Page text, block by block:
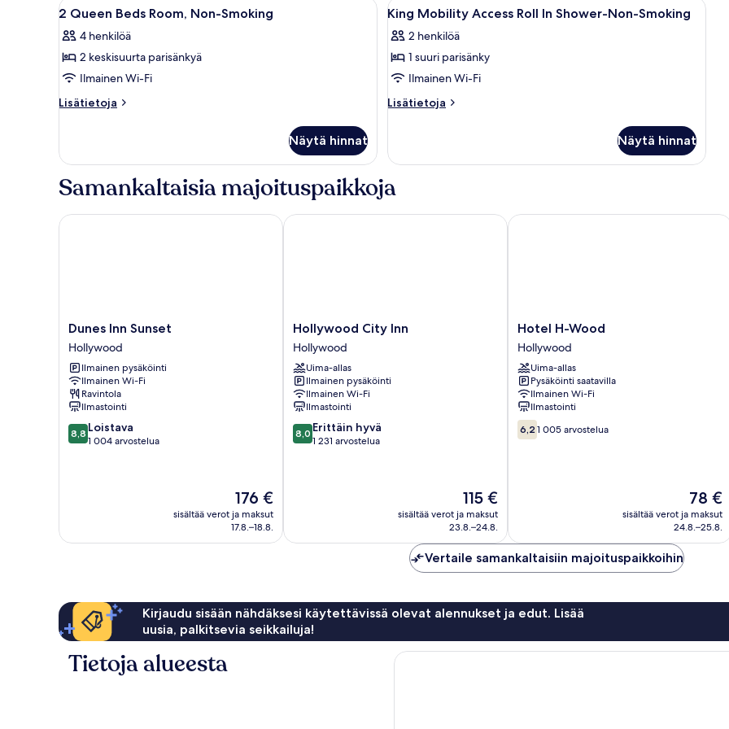
Avaa
kaikki
huonetyypin
2
Queen
Beds
Smoking
6
2 Queen Beds Room, Non-Smoking
4 henkilöä
2 keskisuurta parisänkyä
Ilmainen Wi-Fi
Lisätietoja
Lisätietoja
Beds
Non-
Näytä hinnat
Avaa
kaikki
huonetyypin
King
Mobility
Access
Shower-
Smoking
kuvat
8
King Mobility Access Roll In Shower-Non-Smoking
2 henkilöä
1 suuri parisänky
Ilmainen Wi-Fi
Lisätietoja
Lisätietoja
Access
In
Non-
Näytä hinnat
Samankaltaisia majoituspaikkoja
Dunes
Inn
Sunset
Hollywood
Dunes Inn Sunset
Hollywood
Ilmainen pysäköinti
Ilmainen Wi-Fi
Ravintola
Ilmastointi
8.8
kautta
8,8 Loistava
1 004 arvostelua
Hinta
on
176 €
176 €
sisältää verot ja maksut
17.8.–18.8.
Dunes Inn Sunset
Hollywood
City
Inn
Hollywood
Hollywood City Inn
Hollywood
Uima-allas
Ilmainen pysäköinti
Ilmainen Wi-Fi
Ilmastointi
8.0
kautta
8,0 Erittäin hyvä
1 231 arvostelua
Hinta
on
115 €
115 €
sisältää verot ja maksut
23.8.–24.8.
Hollywood City Inn
Hotel
H-
Wood
Hollywood
Hotel H-Wood
Hollywood
Uima-allas
Pysäköinti saatavilla
Ilmainen Wi-Fi
Ilmastointi
6.2
kautta
6,2 1 005 arvostelua
Hinta
on
78 €
78 €
sisältää verot ja maksut
24.8.–25.8.
Hotel H-Wood
Vertaile samankaltaisiin majoituspaikkoihin
Kirjaudu sisään nähdäksesi käytettävissä olevat alennukset ja edut. Lisää
uusia, palkitsevia seikkailuja!
Tietoja alueesta